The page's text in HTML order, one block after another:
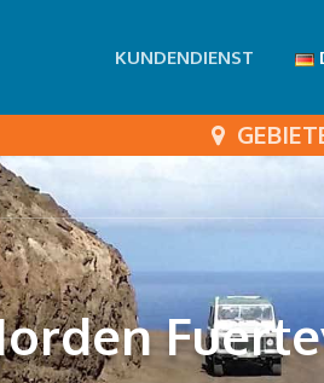
KUNDENDIENST